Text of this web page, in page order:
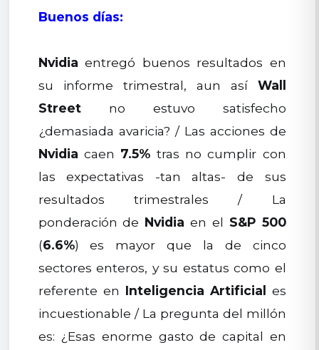
Buenos días:
Nvidia entregó buenos resultados en
su informe trimestral, aun así Wall
Streetno estuvo satisfecho
¿demasiada avaricia? / Las acciones de
Nvidia caen 7.5% tras no cumplir con
las expectativas -tan altas- de sus
resultados trimestrales / La
ponderación de Nvidia en el S&P 500
(6.6%) es mayor que la de cinco
sectores enteros, y su estatus como el
referente en Inteligencia Artificial es
incuestionable / La pregunta del millón
es: ¿Esas enorme gasto de capital en